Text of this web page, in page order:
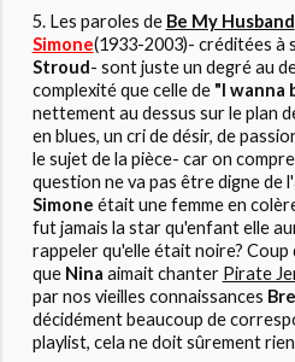
Les paroles de Be My Husband
Simone(1933-2003)- créditées à
Stroud- sont juste un degré au
complexité que celle de "I wanna
nettement au dessus sur le plan
en blues, un cri de désir, de
le sujet de la pièce- car on
question ne va pas être digne de
Simone était une femme en
fut jamais la star qu'enfant elle
rappeler qu'elle était noire?
que Nina aimait chanter Pirate
par nos vieilles connaissances
décidément beaucoup de
playlist, cela ne doit sûrement